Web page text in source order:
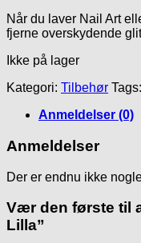
Når du laver Nail Art
fjerne overskydende
Ikke på lager
Kategori: Tilbehør Tags:
Anmeldelser (0)
Anmeldelser
Der er endnu ikke
Vær den første til
Lilla”